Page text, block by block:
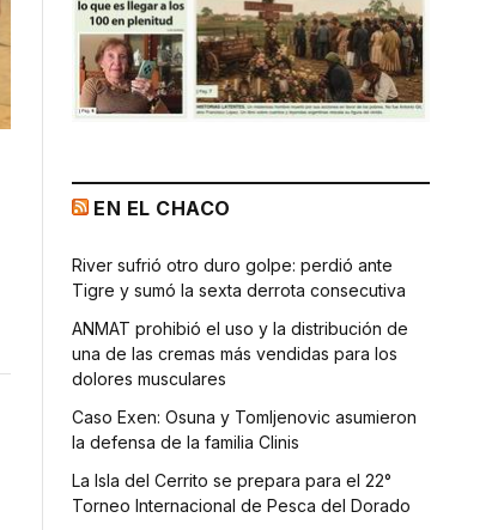
EN EL CHACO
River sufrió otro duro golpe: perdió ante
Tigre y sumó la sexta derrota consecutiva
ANMAT prohibió el uso y la distribución de
una de las cremas más vendidas para los
dolores musculares
Caso Exen: Osuna y Tomljenovic asumieron
la defensa de la familia Clinis
La Isla del Cerrito se prepara para el 22°
Torneo Internacional de Pesca del Dorado